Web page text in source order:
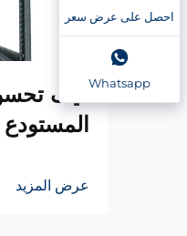
كيف
المستودع
عرض المزيد
احصل على عرض سعر
Whatsapp